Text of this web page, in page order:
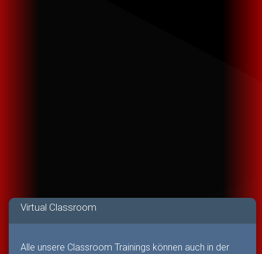
Virtual Classroom
Alle unsere Classroom Trainings können auch in der